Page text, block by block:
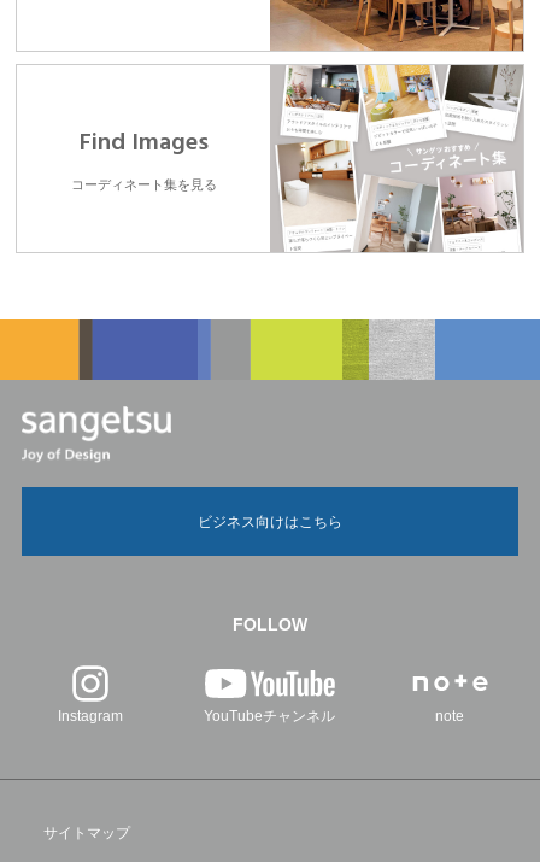
Find Images
コーディネート集を見る
ビジネス向けはこちら
FOLLOW
Instagram YouTubeチャンネル note
サイトマップ